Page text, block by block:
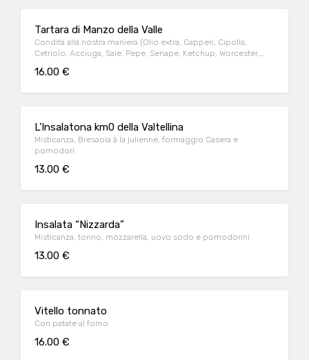
Tartara di Manzo della Valle
Condita alla nostra maniera (Olio extra, Capperi, Cipolla,
Cetriolo, Acciuga, Sale, Pepe, Senape, Ketchup, Worcester,
16.00 €
L’Insalatona km0 della Valtellina
Misticanza, Bresaola à la julienne, formaggio Casera e
pomodori
13.00 €
Insalata “Nizzarda”
Misticanza, tonno, mozzarella, uovo sodo e pomodorini
13.00 €
Vitello tonnato
Con patate al forno
16.00 €